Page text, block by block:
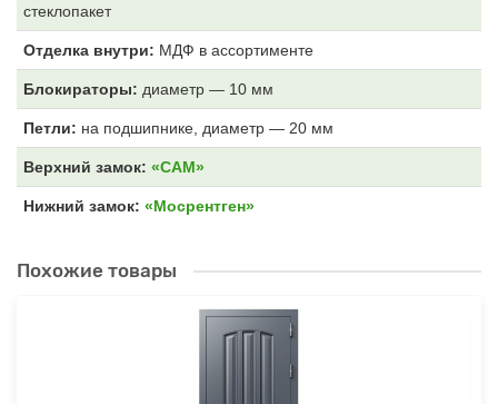
стеклопакет
Отделка внутри: МДФ в ассортименте
Блокираторы: диаметр — 10 мм
Петли: на подшипнике, диаметр — 20 мм
Верхний замок: «САМ»
Нижний замок: «Мосрентген»
Похожие товары